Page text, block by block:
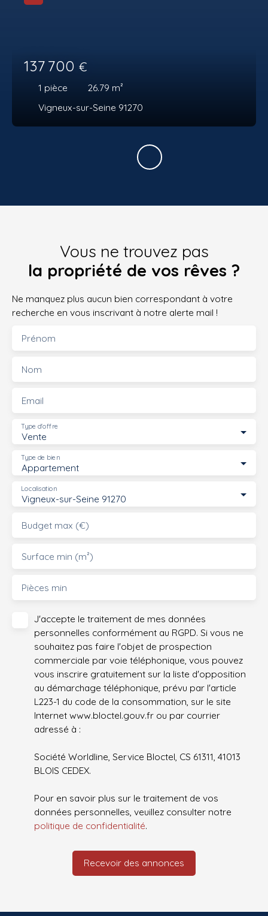
137 700 €
1 pièce 26.79 m²
Vigneux-sur-Seine 91270
Vous ne trouvez pas
la propriété de vos rêves ?
Ne manquez plus aucun bien correspondant à votre
recherche en vous inscrivant à notre alerte mail !
Prénom
Nom
Email
Vente
Type d'offre
Appartement
Type de bien
Vigneux-sur-Seine 91270
Localisation
Budget max (€)
Surface min (m²)
Pièces min
J'accepte le traitement de mes données
personnelles conformément au RGPD. Si vous ne
souhaitez pas faire l'objet de prospection
commerciale par voie téléphonique, vous pouvez
vous inscrire gratuitement sur la liste d'opposition
au démarchage téléphonique, prévu par l'article
L223-1 du code de la consommation, sur le site
Internet www.bloctel.gouv.fr ou par courrier
adressé à :
Société Worldline, Service Bloctel, CS 61311, 41013
BLOIS CEDEX.
Pour en savoir plus sur le traitement de vos
données personnelles, veuillez consulter notre
politique de confidentialité.
Recevoir des annonces